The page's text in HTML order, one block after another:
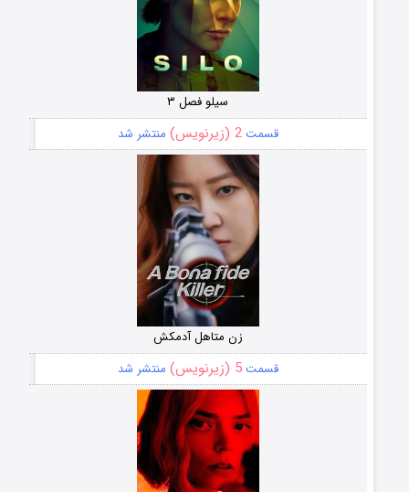
سیلو فصل ۳
قسمت2 (زیرنویس) منتشر شد
زن متاهل آدمکش
قسمت5 (زیرنویس) منتشر شد